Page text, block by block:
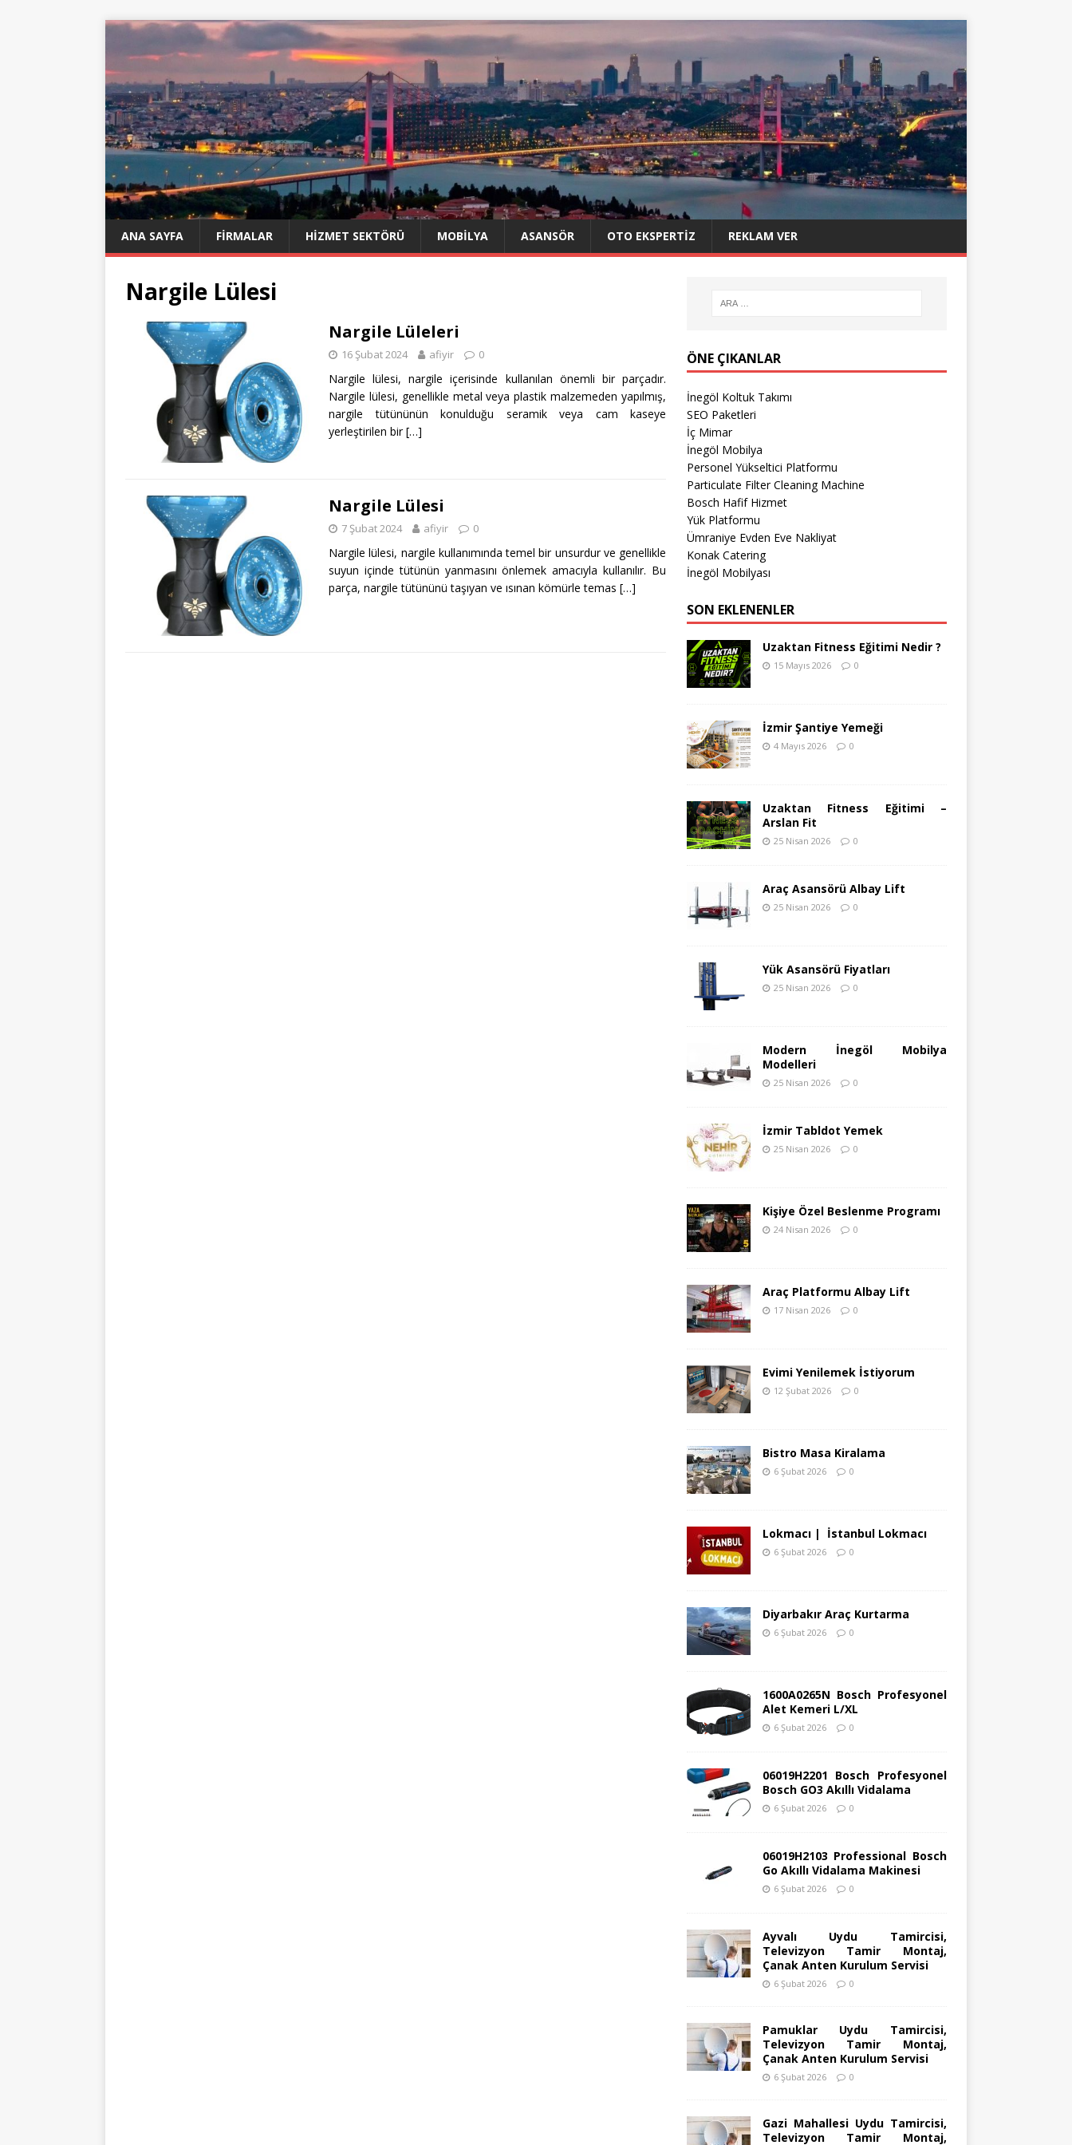
ANA SAYFA FIRMALAR HIZMET SEKTÖRÜ MOBILYA ASANSÖR OTO EKSPERTIZ REKLAM VER
Nargile Lülesi
Nargile Lüleleri
16 Şubat 2024 afiyir 0
Nargile lülesi, nargile içerisinde kullanılan önemli bir parçadır.
Nargile lülesi, genellikle metal veya plastik malzemeden yapılmış,
nargile tütününün konulduğu seramik veya cam kaseye
yerleştirilen bir[…]
Nargile Lülesi
7 Şubat 2024 afiyir 0
Nargile lülesi, nargile kullanımında temel bir unsurdur ve genellikle
suyun içinde tütünün yanmasını önlemek amacıyla kullanılır. Bu
parça, nargile tütününü taşıyan ve ısınan kömürle temas […]
ÖNE ÇIKANLAR
İnegöl Koltuk Takımı
SEO Paketleri
İç Mimar
İnegöl Mobilya
Personel Yükseltici Platformu
Particulate Filter Cleaning Machine
Bosch Hafif Hizmet
Yük Platformu
Ümraniye Evden Eve Nakliyat
Konak Catering
İnegöl Mobilyası
SON EKLENENLER
Uzaktan Fitness Eğitimi Nedir ?
15 Mayıs 2026 0
İzmir Şantiye Yemeği
4 Mayıs 2026 0
Uzaktan Fitness Eğitimi –
Arslan Fit
25 Nisan 2026 0
Araç Asansörü Albay Lift
25 Nisan 2026 0
Yük Asansörü Fiyatları
25 Nisan 2026 0
Modern İnegöl Mobilya
Modelleri
25 Nisan 2026 0
İzmir Tabldot Yemek
25 Nisan 2026 0
Kişiye Özel Beslenme Programı
24 Nisan 2026 0
Araç Platformu Albay Lift
17 Nisan 2026 0
Evimi Yenilemek İstiyorum
12 Şubat 2026 0
Bistro Masa Kiralama
6 Şubat 2026 0
Lokmacı | İstanbul Lokmacı
6 Şubat 2026 0
Diyarbakır Araç Kurtarma
6 Şubat 2026 0
1600A0265N Bosch Profesyonel
Alet Kemeri L/XL
6 Şubat 2026 0
06019H2201 Bosch Profesyonel
Bosch GO3 Akıllı Vidalama
6 Şubat 2026 0
06019H2103 Professional Bosch
Go Akıllı Vidalama Makinesi
6 Şubat 2026 0
Ayvalı Uydu Tamircisi,
Televizyon Tamir Montaj,
Çanak Anten Kurulum Servisi
6 Şubat 2026 0
Pamuklar Uydu Tamircisi,
Televizyon Tamir Montaj,
Çanak Anten Kurulum Servisi
6 Şubat 2026 0
Gazi Mahallesi Uydu Tamircisi,
Televizyon Tamir Montaj,